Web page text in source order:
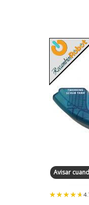
Avisar
★★★★★
★★★★★